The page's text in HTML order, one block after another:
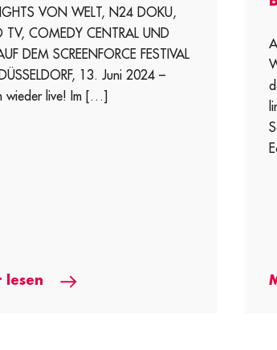
VON WELT, N24 DOKU,
TV, COMEDY CENTRAL UND
DEM SCREENFORCE FESTIVAL
13. Juni 2024 –
wieder live! Im […]
lesen